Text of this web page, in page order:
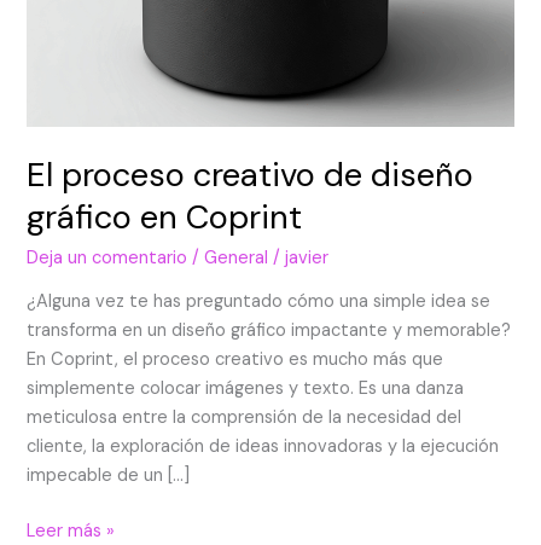
El proceso creativo de diseño
gráfico en Coprint
Deja un comentario /General /javier
¿Alguna vez te has preguntado cómo una simple idea se
transforma en un diseño gráfico impactante y memorable?
En Coprint, el proceso creativo es mucho más que
simplemente colocar imágenes y texto. Es una danza
meticulosa entre la comprensión de la necesidad del
cliente, la exploración de ideas innovadoras y la ejecución
impecable de un […]
Leer más »